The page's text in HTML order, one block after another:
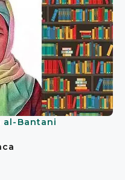
al-Bantani